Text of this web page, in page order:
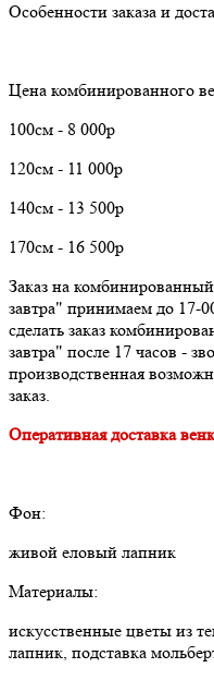
Особенности заказа и
Цена комбинированного
100см - 8 000р
120см - 11 000р
140см - 13 500р
170см - 16 500р
Заказ на
завтра" принимаем до 17-
сделать заказ
завтра" после 17 часов -
производственная
заказ.
Оперативная доставка
Фон:
живой еловый лапник
Материалы:
искусственные цветы из
лапник, подставка